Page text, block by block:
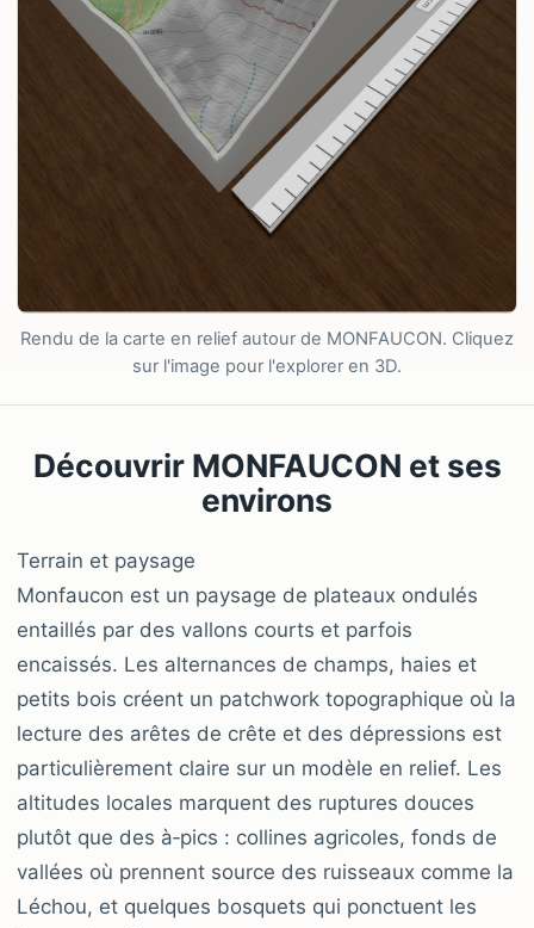
Rendu de la carte en relief autour de MONFAUCON. Cliquez
sur l'image pour l'explorer en 3D.
Découvrir MONFAUCON et ses
environs
Terrain et paysage
Monfaucon est un paysage de plateaux ondulés
entaillés par des vallons courts et parfois
encaissés. Les alternances de champs, haies et
petits bois créent un patchwork topographique où la
lecture des arêtes de crête et des dépressions est
particulièrement claire sur un modèle en relief. Les
altitudes locales marquent des ruptures douces
plutôt que des à‑pics : collines agricoles, fonds de
vallées où prennent source des ruisseaux comme la
Léchou, et quelques bosquets qui ponctuent les